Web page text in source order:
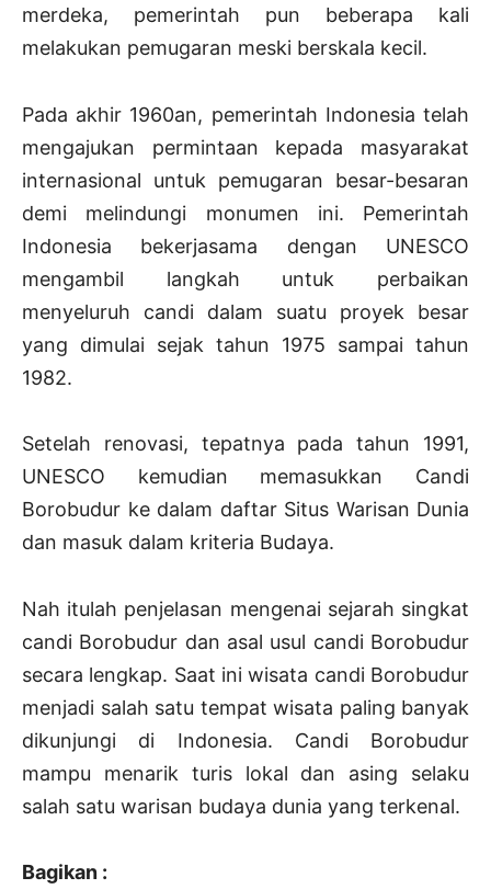
merdeka, pemerintah pun beberapa kali
melakukan pemugaran meski berskala kecil.
Pada akhir 1960an, pemerintah Indonesia telah
mengajukan permintaan kepada masyarakat
internasional untuk pemugaran besar-besaran
demi melindungi monumen ini. Pemerintah
Indonesia bekerjasama dengan UNESCO
mengambil langkah untuk perbaikan
menyeluruh candi dalam suatu proyek besar
yang dimulai sejak tahun 1975 sampai tahun
1982.
Setelah renovasi, tepatnya pada tahun 1991,
UNESCO kemudian memasukkan Candi
Borobudur ke dalam daftar Situs Warisan Dunia
dan masuk dalam kriteria Budaya.
Nah itulah penjelasan mengenai sejarah singkat
candi Borobudur dan asal usul candi Borobudur
secara lengkap. Saat ini wisata candi Borobudur
menjadi salah satu tempat wisata paling banyak
dikunjungi di Indonesia. Candi Borobudur
mampu menarik turis lokal dan asing selaku
salah satu warisan budaya dunia yang terkenal.
Bagikan :